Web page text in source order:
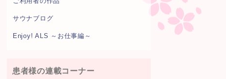
サウナブログ
Enjoy! ALS ～お仕事編～
患者様の連載コーナー